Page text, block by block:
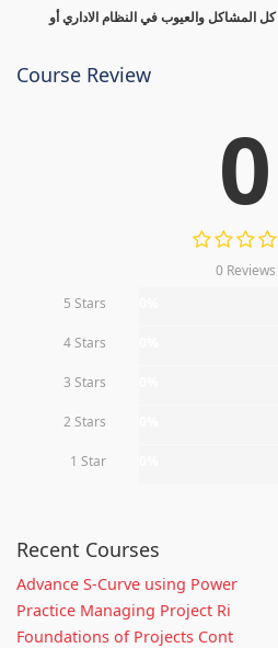
والعيوب في النظام الاداري أو
Course Review
0
0 Reviews
5 Stars
4 Stars
3 Stars
2 Stars
1 Star
Recent Courses
Advance S-Curve using Power
Practice Managing Project Ri
Foundations of Projects Cont